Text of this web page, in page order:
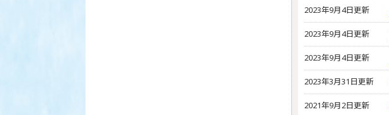
2023年9月4日更新
2023年9月4日更新
2023年9月4日更新
2023年3月31日更新
2021年9月2日更新